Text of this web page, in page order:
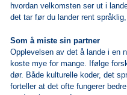
hvordan velkomsten ser ut i
det tar før du lander rent
Som å miste sin partner
Opplevelsen av det å lande i en
koste mye for mange. Ifølge
dør. Både kulturelle koder, det
forteller at det ofte fungerer